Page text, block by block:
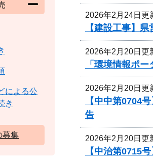
2026年2月24日更
【建設工事】
2026年2月20日更
「環境情報ポ
2026年2月20日更
【中中第0704
告
2026年2月20日更
【中治第0715
による公
き
募集